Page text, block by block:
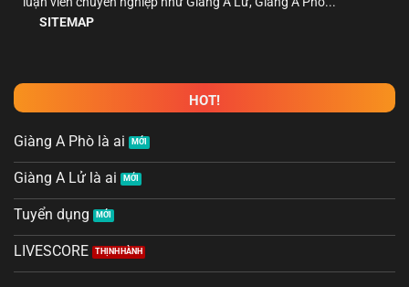
SITEMAP
HOT!
Giàng A Phò là ai
Giàng A Lử là ai
Tuyển dụng
LIVESCORE